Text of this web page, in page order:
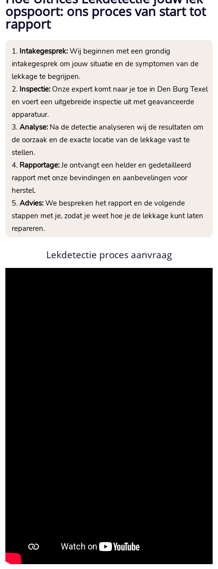
opspoort: ons proces van start tot
rapport
Intakegesprek:Wij beginnen met een grondig
intakegesprek om jouw situatie en de symptomen van de
lekkage te begrijpen.
Inspectie:Onze expert komt naar je toe in Den Burg Texel
en voert een uitgebreide inspectie uit met geavanceerde
apparatuur.
Analyse:Na de detectie analyseren wij de resultaten om
de oorzaak en de exacte locatie van de lekkage vast te
stellen.
Rapportage:Je ontvangt een helder en gedetailleerd
rapport met onze bevindingen en aanbevelingen voor
herstel.
Advies:We bespreken het rapport en de volgende
stappen met je, zodat je weet hoe je de lekkage kunt laten
repareren.
Lekdetectie proces aanvraag